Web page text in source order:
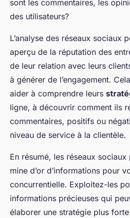
sont les commentaires, les
des utilisateurs?
L’analyse des réseaux sociaux
aperçu de la réputation des
de leur relation avec leurs
à générer de l’engagement.
aider à comprendre leurs
ligne, à découvrir comment ils
commentaires, positifs ou
niveau de service à la clientèle.
En résumé, les réseaux
mine d’or d’informations pour
concurrentielle. Exploitez-les
informations précieuses qui
élaborer une stratégie plus